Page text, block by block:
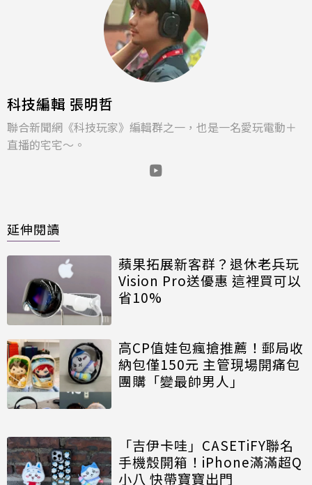
科技編輯 張明哲
聯合新聞網《科技玩家》編輯群之一，也是一名愛玩電動＋
直播的宅宅～。
延伸閱讀
蘋果拓展新客群？退休老兵玩
Vision Pro送優惠 這裡買可以
省10%
高CP值娃包瘋搶推薦！郵局收
納包僅150元 主管現場開痛包
團購「變最帥男人」
「吉伊卡哇」CASETiFY聯名
手機殼開箱！iPhone滿滿超Q
小八 快帶寶寶出門